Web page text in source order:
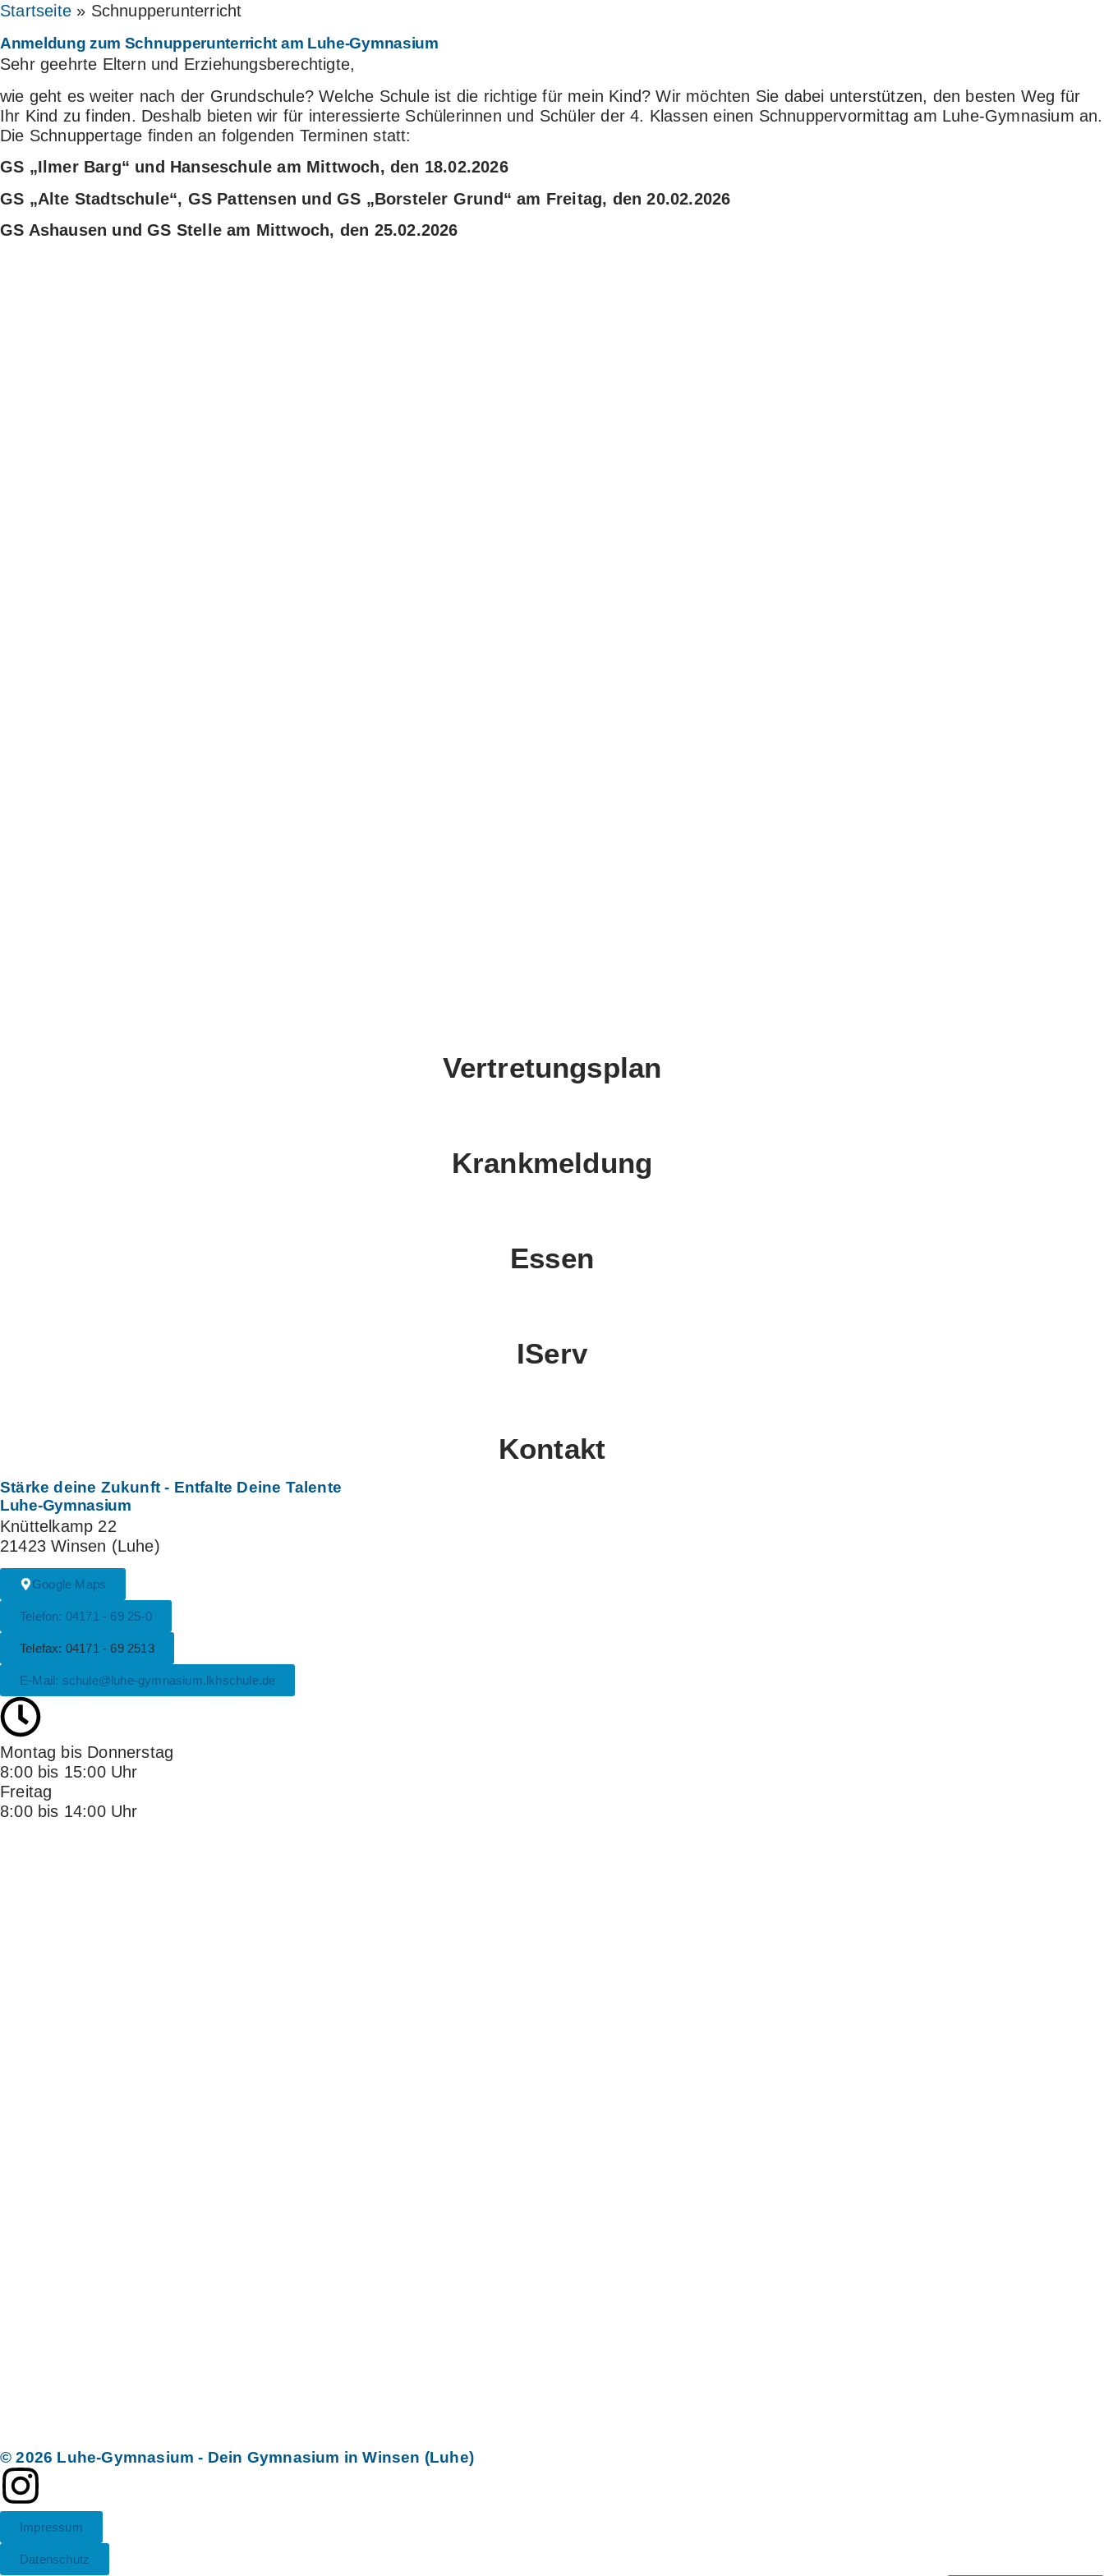
Startseite » Schnupperunterricht
Anmeldung zum Schnupperunterricht am Luhe-Gymnasium
Sehr geehrte Eltern und Erziehungsberechtigte,
wie geht es weiter nach der Grundschule? Welche Schule ist die richtige für mein Kind? Wir möchten Sie dabei unterstützen, den besten Weg für
Ihr Kind zu finden. Deshalb bieten wir für interessierte Schülerinnen und Schüler der 4. Klassen einen Schnuppervormittag am Luhe-Gymnasium an.
Die Schnuppertage finden an folgenden Terminen statt:
GS „Ilmer Barg“ und Hanseschule am Mittwoch, den 18.02.2026
GS „Alte Stadtschule“, GS Pattensen und GS „Borsteler Grund“ am Freitag, den 20.02.2026
GS Ashausen und GS Stelle am Mittwoch, den 25.02.2026
Vertretungsplan
Krankmeldung
Essen
IServ
Kontakt
Stärke deine Zukunft- Entfalte Deine Talente
Luhe-Gymnasium
Knüttelkamp 22
21423 Winsen (Luhe)
Google Maps
Telefon: 04171 - 69 25-0
Telefax: 04171 - 69 2513
E-Mail: schule@luhe-gymnasium.lkhschule.de
Montag bis Donnerstag
8:00 bis 15:00 Uhr
Freitag
8:00 bis 14:00 Uhr
© 2026 Luhe-Gymnasium - Dein Gymnasium in Winsen (Luhe)
Impressum
Datenschutz